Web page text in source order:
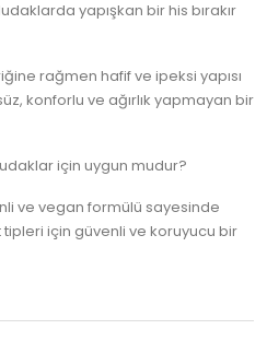
yapışkan bir his bırakır
rağmen hafif ve ipeksi yapısı
konforlu ve ağırlık yapmayan bir
için uygun mudur?
ve vegan formülü sayesinde
için güvenli ve koruyucu bir